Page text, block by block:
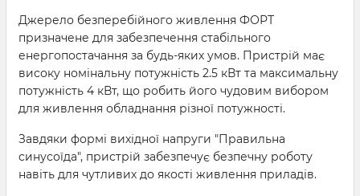
Джерело безперебійного живлення ФОРТ
призначене для забезпечення стабільного
енергопостачання за будь-яких умов. Пристрій має
високу номінальну потужність 2.5 кВт та максимальну
потужність 4 кВт, що робить його чудовим вибором
для живлення обладнання різної потужності.
Завдяки формі вихідної напруги "Правильна
синусоїда", пристрій забезпечує безпечну роботу
навіть для чутливих до якості живлення приладів.